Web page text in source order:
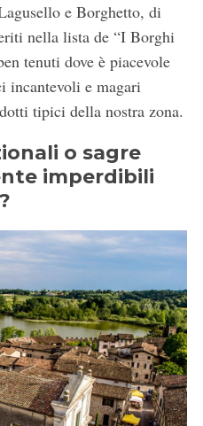
e Borghetto, di
nella lista de “I Borghi
tenuti dove è piacevole
incantevoli e magari
tipici della nostra zona.
o sagre
imperdibili